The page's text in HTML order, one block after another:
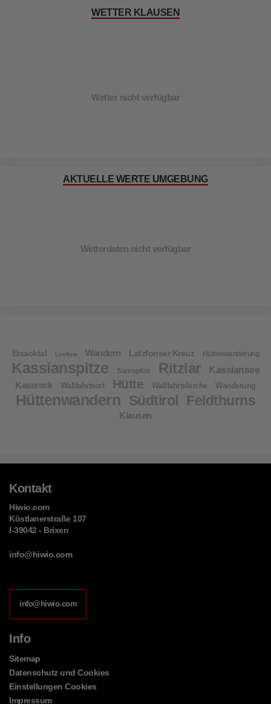
WETTER KLAUSEN
Wetter nicht verfügbar
AKTUELLE WERTE UMGEBUNG
Wetterdaten nicht verfügbar
Eisacktal Latzfons Wandern Latzfonser Kreuz Hüttenwanderung
Kassianspitze Samspitze Ritzlar
Kassiansee
Kasereck
Wallfahrtsort Hütte Wallfahrtskirche Wanderung
Hüttenwandern Südtirol Feldthurns
Klausen
Kontakt
Hiwio.com
Köstlanerstraße 107
I-39042 - Brixen
info@hiwio.com
info@hiwio.com
Info
Sitemap
Datenschutz und Cookies
Einstellungen Cookies
Impressum